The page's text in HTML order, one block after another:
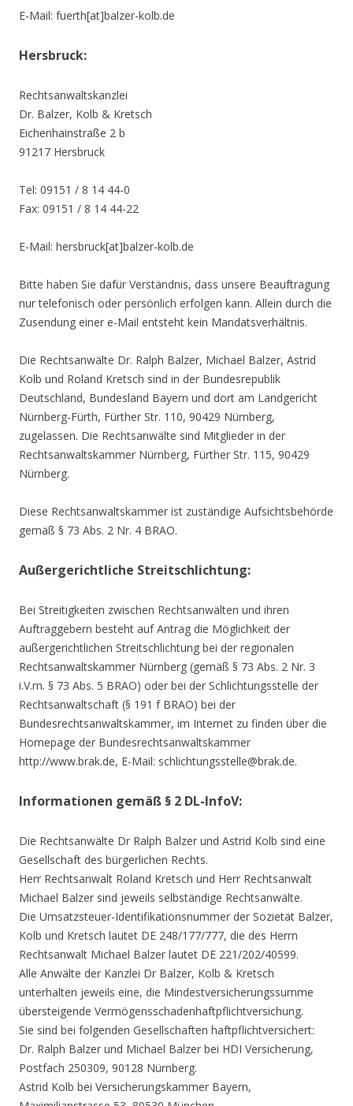
E-Mail: fuerth[at]balzer-kolb.de
Hersbruck:
Rechtsanwaltskanzlei
Dr. Balzer, Kolb & Kretsch
Eichenhainstraße 2 b
91217 Hersbruck
Tel: 09151 / 8 14 44-0
Fax: 09151 / 8 14 44-22
E-Mail: hersbruck[at]balzer-kolb.de
Bitte haben Sie dafür Verständnis, dass unsere Beauftragung
nur telefonisch oder persönlich erfolgen kann. Allein durch die
Zusendung einer e-Mail entsteht kein Mandatsverhältnis.
Die Rechtsanwälte Dr. Ralph Balzer, Michael Balzer, Astrid
Kolb und Roland Kretsch sind in der Bundesrepublik
Deutschland, Bundesland Bayern und dort am Landgericht
Nürnberg-Fürth, Fürther Str. 110, 90429 Nürnberg,
zugelassen. Die Rechtsanwälte sind Mitglieder in der
Rechtsanwaltskammer Nürnberg, Fürther Str. 115, 90429
Nürnberg.
Diese Rechtsanwaltskammer ist zuständige Aufsichtsbehörde
gemäß § 73 Abs. 2 Nr. 4 BRAO.
Außergerichtliche Streitschlichtung:
Bei Streitigkeiten zwischen Rechtsanwälten und ihren
Auftraggebern besteht auf Antrag die Möglichkeit der
außergerichtlichen Streitschlichtung bei der regionalen
Rechtsanwaltskammer Nürnberg (gemäß § 73 Abs. 2 Nr. 3
i.V.m. § 73 Abs. 5 BRAO) oder bei der Schlichtungsstelle der
Rechtsanwaltschaft (§ 191 f BRAO) bei der
Bundesrechtsanwaltskammer, im Internet zu finden über die
Homepage der Bundesrechtsanwaltskammer
http://www.brak.de, E-Mail: schlichtungsstelle@brak.de.
Informationen gemäß § 2 DL-InfoV:
Die Rechtsanwälte Dr Ralph Balzer und Astrid Kolb sind eine
Gesellschaft des bürgerlichen Rechts.
Herr Rechtsanwalt Roland Kretsch und Herr Rechtsanwalt
Michael Balzer sind jeweils selbständige Rechtsanwälte.
Die Umsatzsteuer-Identifikationsnummer der Sozietät Balzer,
Kolb und Kretsch lautet DE 248/177/777, die des Herrn
Rechtsanwalt Michael Balzer lautet DE 221/202/40599.
Alle Anwälte der Kanzlei Dr Balzer, Kolb & Kretsch
unterhalten jeweils eine, die Mindestversicherungssumme
übersteigende Vermögensschadenhaftpflichtversichung.
Sie sind bei folgenden Gesellschaften haftpflichtversichert:
Dr. Ralph Balzer und Michael Balzer bei HDI Versicherung,
Postfach 250309, 90128 Nürnberg.
Astrid Kolb bei Versicherungskammer Bayern,